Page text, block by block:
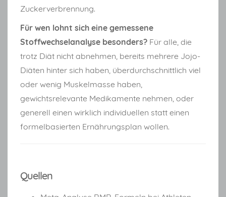
Zuckerverbrennung.
Für wen lohnt sich eine gemessene
Stoffwechselanalyse besonders? Für alle, die
trotz Diät nicht abnehmen, bereits mehrere Jojo-
Diäten hinter sich haben, überdurchschnittlich viel
oder wenig Muskelmasse haben,
gewichtsrelevante Medikamente nehmen, oder
generell einen wirklich individuellen statt einen
formelbasierten Ernährungsplan wollen.
Quellen